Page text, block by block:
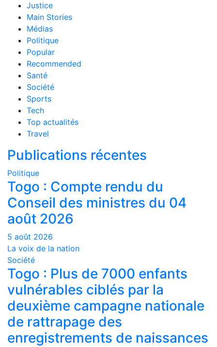
Justice
Main Stories
Médias
Politique
Popular
Recommended
Santé
Société
Sports
Tech
Top actualités
Travel
Publications récentes
Politique
Togo : Compte rendu du
Conseil des ministres du 04
août 2026
5 août 2026
La voix de la nation
Société
Togo : Plus de 7000 enfants
vulnérables ciblés par la
deuxième campagne nationale
de rattrapage des
enregistrements de naissances